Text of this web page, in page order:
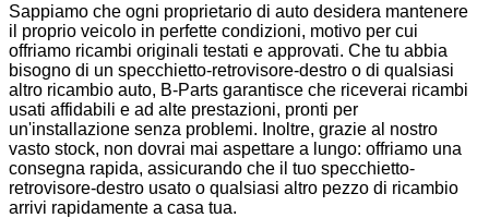
Sappiamo che ogni proprietario di auto desidera mantenere
il proprio veicolo in perfette condizioni, motivo per cui
offriamo ricambi originali testati e approvati. Che tu abbia
bisogno di un specchietto-retrovisore-destro o di qualsiasi
altro ricambio auto, B-Parts garantisce che riceverai ricambi
usati affidabili e ad alte prestazioni, pronti per
un'installazione senza problemi. Inoltre, grazie al nostro
vasto stock, non dovrai mai aspettare a lungo: offriamo una
consegna rapida, assicurando che il tuo specchietto-
retrovisore-destro usato o qualsiasi altro pezzo di ricambio
arrivi rapidamente a casa tua.